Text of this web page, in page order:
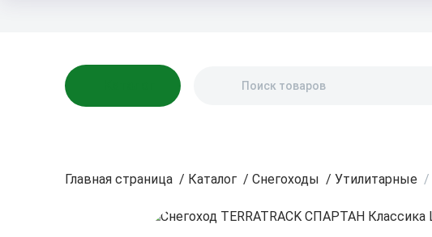
Главная страница / Каталог / Снегоходы / Утилитарные /